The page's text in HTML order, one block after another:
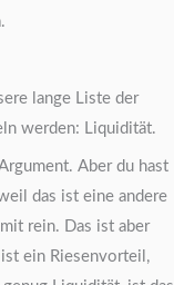
lange Liste der
werden: Liquidität.
Aber du hast
das ist eine andere
rein. Das ist aber
ein Riesenvorteil,